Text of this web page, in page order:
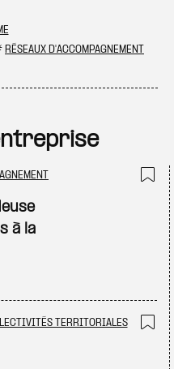
RÉSEAUX D'ACCOMPAGNEMENT
à la
TERRITORIALES